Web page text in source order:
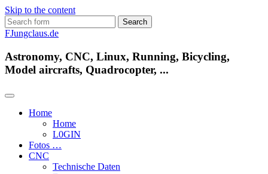
Skip to the content
Search
for:
FJungclaus.de
Astronomy, CNC, Linux, Running, Bicycling,
Model aircrafts, Quadrocopter, ...
Home
Home
L​0​​GIN
Fotos …
CNC
Technische Daten